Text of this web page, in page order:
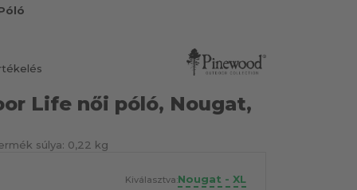
Life női póló, Nougat,
súlya: 0,22 kg
Kiválasztva:Nougat - XL